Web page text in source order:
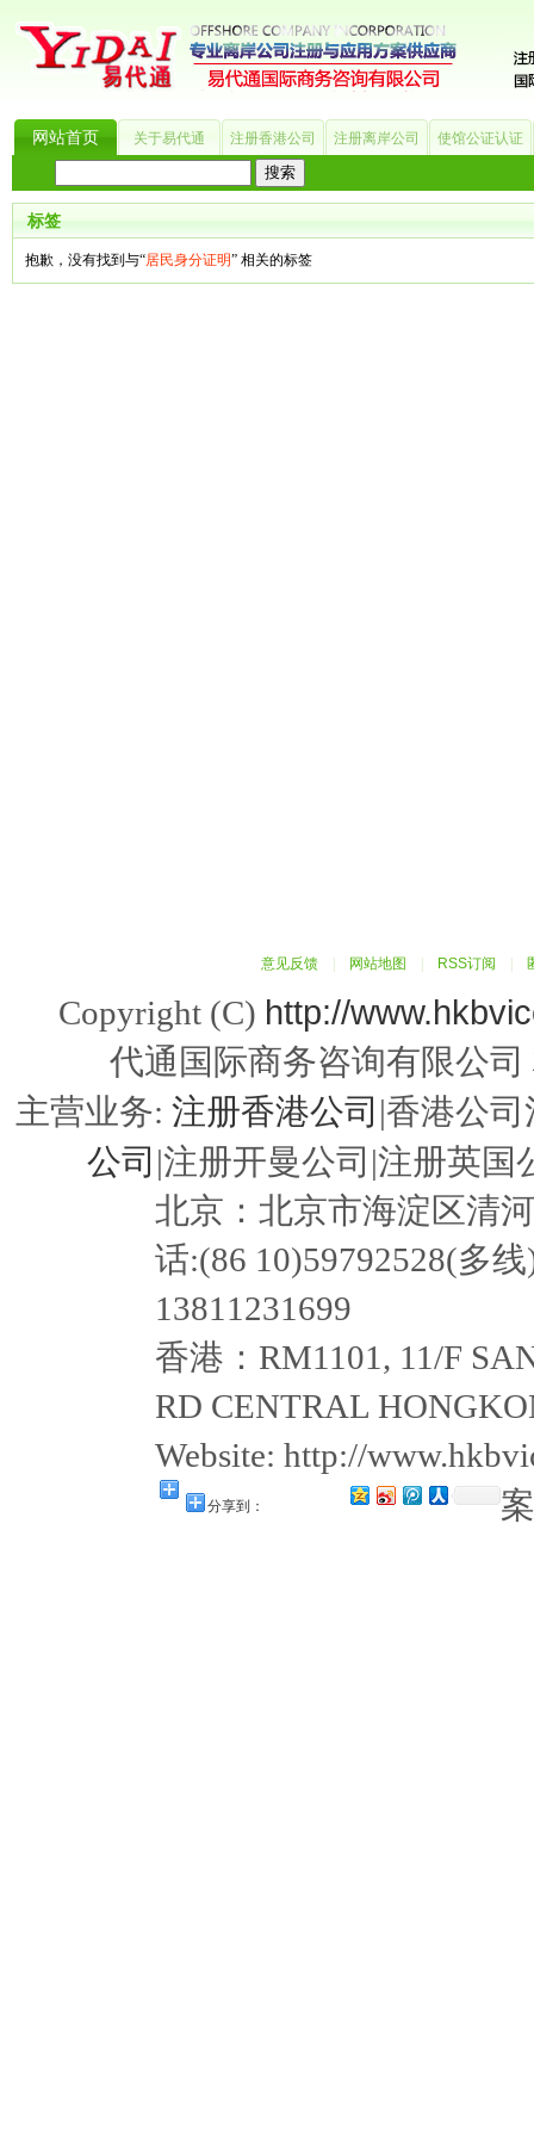
网站首页 关于易代通 注册香港公司 注册离岸公司 使馆公证认证
热门搜索：_? 美国公司 BVI公司 英国公司 银行开户 香港公司 商标注册
标签
抱歉，没有找到与“居民身分证明” 相关的标签
意见反馈 网站地图 RSS订阅
Copyright (C) http://
代通国际商务咨询有限公
主营业务: 注册香港公司 |香港公
公司 |注册开曼公司|注册英
北京：北京市海淀区清
话:(86 10)59792528(多
13811231699
香港：RM1101, 11/F
RD CENTRAL
Website: http://
分享到：